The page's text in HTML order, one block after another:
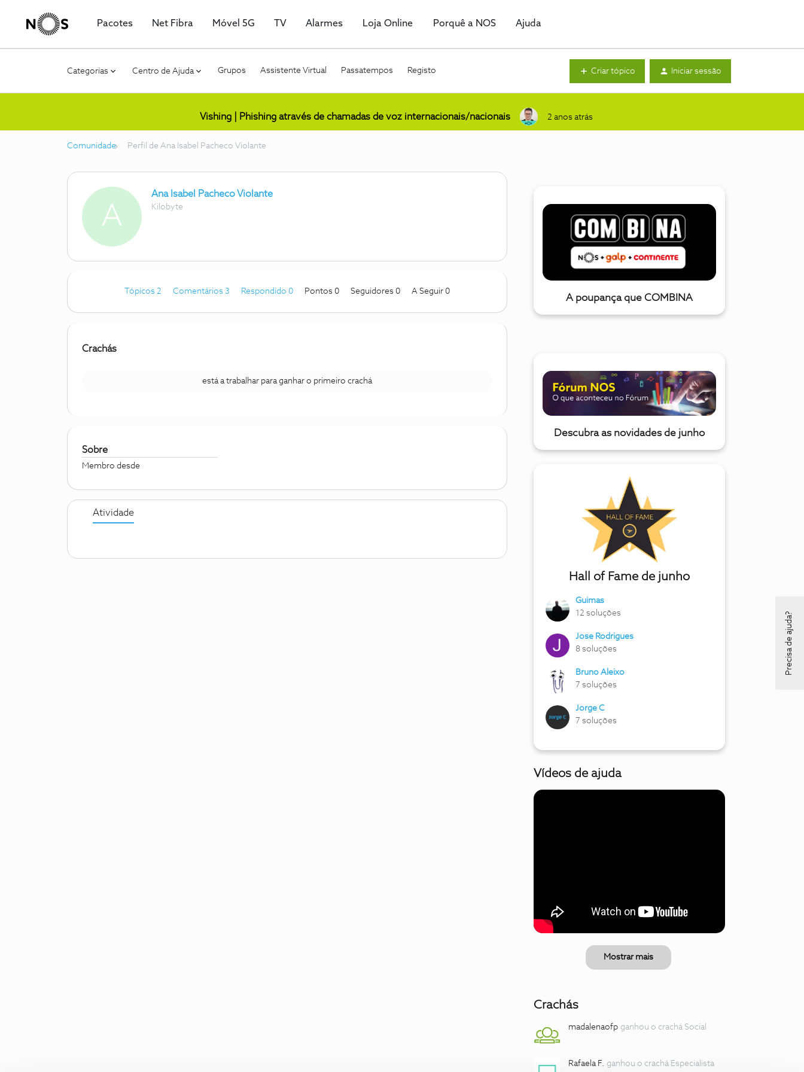
Pacotes Net Fibra Móvel 5G TV Alarmes Loja Online Porquê a NOS Ajuda
Categorias Centro de Ajuda Grupos Assistente Virtual Passatempos Registo Criar tópico Iniciar sessão
Vishing | Phishing através de chamadas de voz internacionais/nacionais 2 anos atrás
Comunidade Perfil de Ana Isabel Pacheco Violante
A
Ana Isabel Pacheco Violante
Kilobyte
Tópicos 2 Comentários 3 Respondido 0 Pontos 0 Seguidores 0 A Seguir 0
Crachás
está a trabalhar para ganhar o primeiro crachá
Sobre
Membro desde
Atividade
A poupança que COMBINA
Descubra as novidades de junho
Hall of Fame de junho
Guimas
12 soluções
Jose Rodrigues
8 soluções
Bruno Aleixo
7 soluções
Jorge C
7 soluções
Vídeos de ajuda
Mostrar mais
Crachás
madalenaofp ganhou o crachá Social
Rafaela F. ganhou o crachá Especialista
Precisa de ajuda?